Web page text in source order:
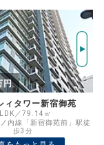
年
%
望売却価
すすめ◎
テージ四谷三丁目 2階
／55.57㎡
内線「四谷三丁目」駅徒
歩4分